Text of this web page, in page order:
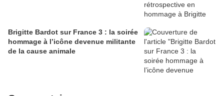
Brigitte Bardot sur France 3 : la soirée
hommage à l’icône devenue militante
de la cause animale